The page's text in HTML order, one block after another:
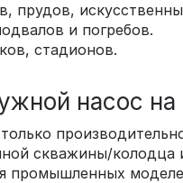
прудов,
и погребов.
стадионов.
насос на
скважины/
промышленных